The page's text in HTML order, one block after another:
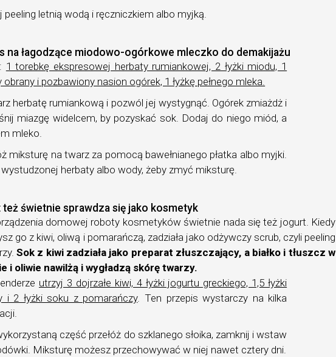
peeling letnią wodą i ręczniczkiem albo myjką.
na łagodzące miodowo-ogórkowe mleczko do demakijażu
1 torebkę ekspresowej herbaty rumiankowej, 2 łyżki miodu, 1
obrany i pozbawiony nasion ogórek, 1 łyżkę pełnego mleka.
herbatę rumiankową i pozwól jej wystygnąć. Ogórek zmiażdż i
miazgę widelcem, by pozyskać sok. Dodaj do niego miód, a
mleko.
miksturę na twarz za pomocą bawełnianego płatka albo myjki.
wystudzonej herbaty albo wody, żeby zmyć miksturę.
świetnie sprawdza się jako kosmetyk
domowej roboty kosmetyków świetnie nada się też jogurt. Kiedy
go z kiwi, oliwą i pomarańczą, zadziała jako odżywczy scrub, czyli peeling
Sok z kiwi zadziała jako preparat złuszczający, a białko i tłuszcz w
i oliwie nawilżą i wygładzą skórę twarzy.
utrzyj 3 dojrzałe kiwi, 4 łyżki jogurtu greckiego, 1,5 łyżki
i 2 łyżki soku z pomarańczy. Ten przepis wystarczy na kilka
część przełóż do szklanego słoika, zamknij i wstaw
Miksturę możesz przechowywać w niej nawet cztery dni.